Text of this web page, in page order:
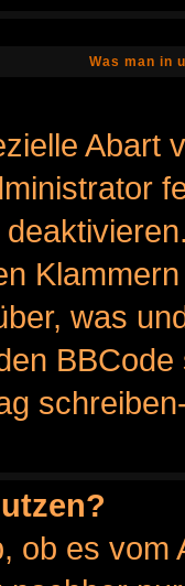
Was man in
Abart
was
ob es